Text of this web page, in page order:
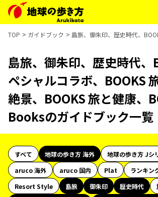
TOP ガイドブック 島旅、御朱印、歴史時代、
島旅、御朱印、歴史時代、
ペシャルコラボ、BOOKS
絶景、BOOKS 旅と健康、
Booksのガイドブック一覧
すべて 地球の歩き方 海外
地球の歩き方 Jシ
aruco 海外
aruco 国内 Plat
ランキン
Resort Style
島旅 御朱印 歴史時代